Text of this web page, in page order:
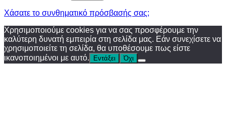
Χάσατε το συνθηματικό πρόσβασής σας;
Χρησιμοποιούμε cookies για να σας προσφέρουμε την
καλύτερη δυνατή εμπειρία στη σελίδα μας. Εάν συνεχίσετε να
χρησιμοποιείτε τη σελίδα, θα υποθέσουμε πως είστε
ικανοποιημένοι με αυτό.
Εντάξει Όχι